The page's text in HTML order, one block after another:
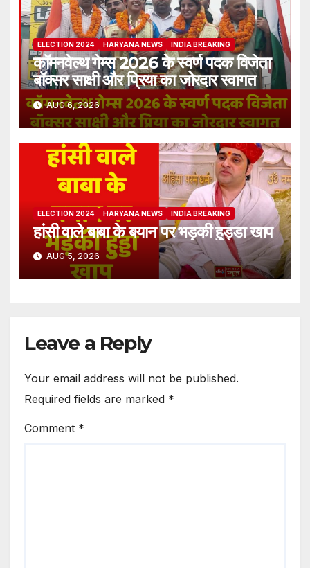
ELECTION 2024 HARYANA NEWS INDIA BREAKING
कॉमनवेल्थ गेम्स 2026 के स्वर्ण पदक विजेता
बॉक्सर साक्षी और प्रिया का जोरदार स्वागत
AUG 6, 2026
ELECTION 2024 HARYANA NEWS INDIA BREAKING
हांसी वाले बाबा के बयान पर भड़की हुड्डा खाप
AUG 5, 2026
Leave a Reply
Your email address will not be published.
Required fields are marked *
Comment *